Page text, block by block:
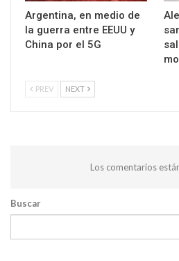
Argentina, en medio de
la guerra entre EEUU y
China por el 5G
PREV NEXT
Los comentarios
Buscar